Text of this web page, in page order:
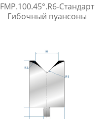
FMP.100.45°.R6-Стандарт
Гибочный пуансоны